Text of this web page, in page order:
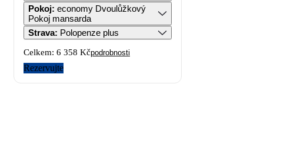
Pokoj: economy Dvoulůžkový
Pokoj mansarda
Strava: Polopenze plus
Celkem: 6 358 Kčpodrobnosti
Rezervujte